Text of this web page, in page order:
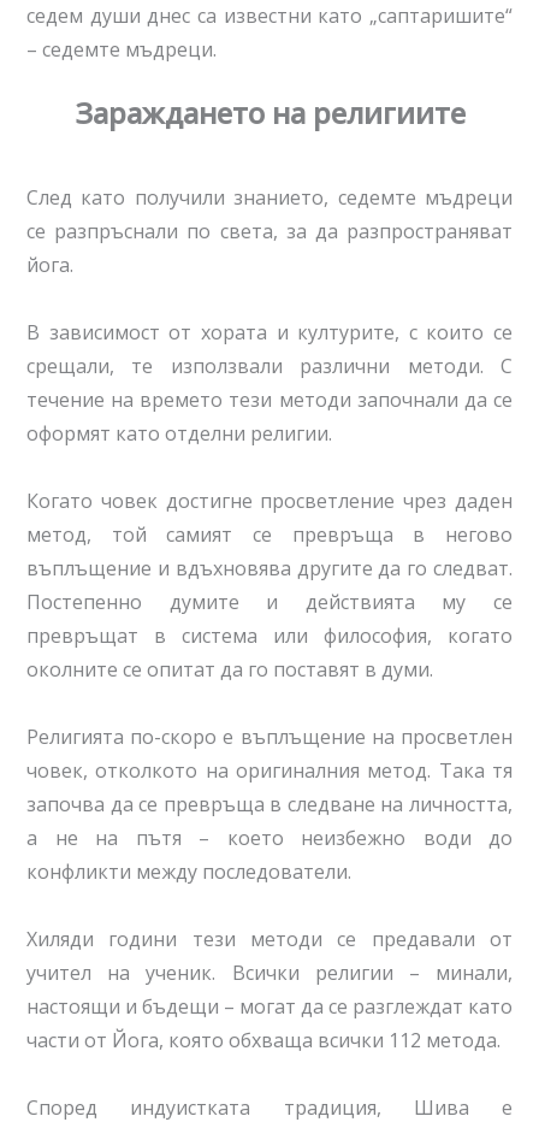
седем души днес са известни като „саптаришите“
– седемте мъдреци.
Зараждането на религиите
След като получили знанието, седемте мъдреци
се разпръснали по света, за да разпространяват
йога.
В зависимост от хората и културите, с които се
срещали, те използвали различни методи. С
течение на времето тези методи започнали да се
оформят като отделни религии.
Когато човек достигне просветление чрез даден
метод, той самият се превръща в негово
въплъщение и вдъхновява другите да го следват.
Постепенно думите и действията му се
превръщат в система или философия, когато
околните се опитат да го поставят в думи.
Религията по-скоро е въплъщение на просветлен
човек, отколкото на оригиналния метод. Така тя
започва да се превръща в следване на личността,
а не на пътя – което неизбежно води до
конфликти между последователи.
Хиляди години тези методи се предавали от
учител на ученик. Всички религии – минали,
настоящи и бъдещи – могат да се разглеждат като
части от Йога, която обхваща всички 112 метода.
Според индуистката традиция, Шива е